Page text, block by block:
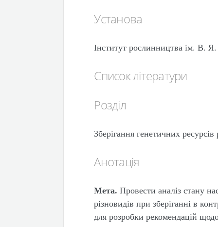
Установа
Інститут рослинництва ім. В.
Список літератури
Розділ
Зберігання генетичних
Анотація
Мета.Провести аналіз стану
різновидів при зберіганні в
для розробки рекомендацій